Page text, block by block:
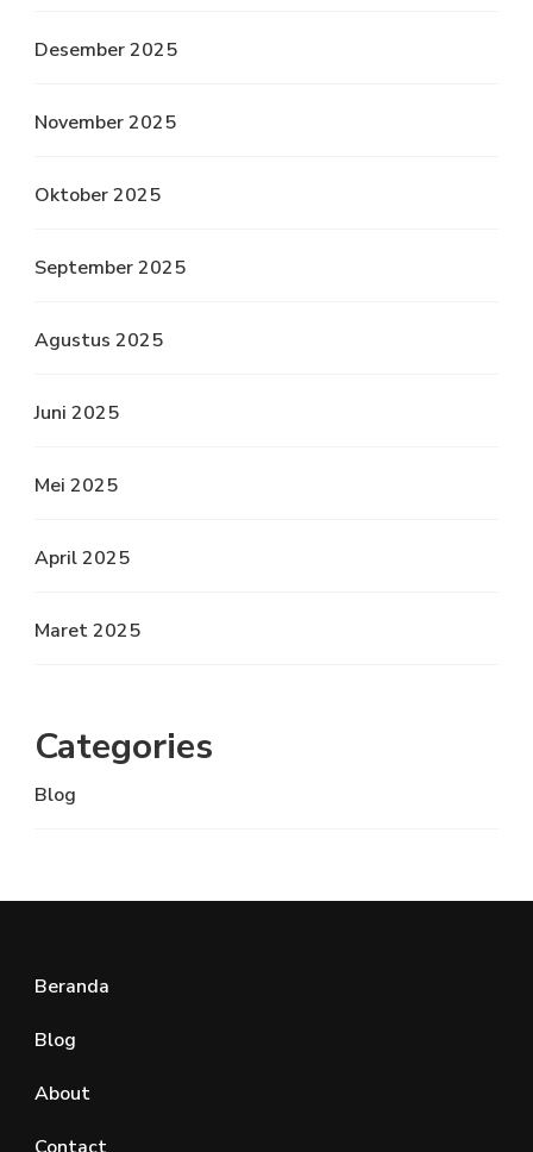
Desember 2025
November 2025
Oktober 2025
September 2025
Agustus 2025
Juni 2025
Mei 2025
April 2025
Maret 2025
Categories
Blog
Beranda
Blog
About